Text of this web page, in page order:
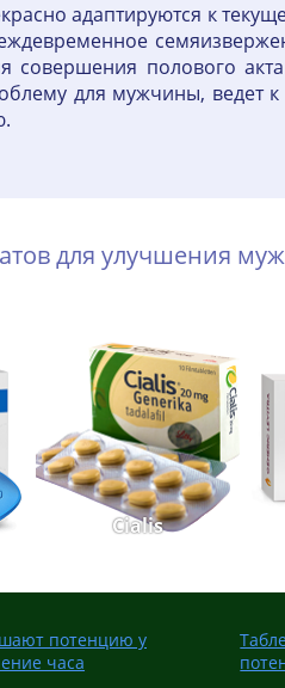
адаптируются к
совершения полового
для мужчины, ведет
для улучшения
Cialis
потенцию у
часа